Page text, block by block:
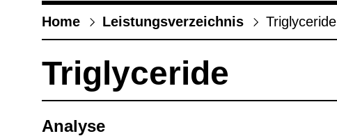
Home Leis­tungs­ver­zeich­nis Tri­gly­ce­ride
Tri­gly­ce­ride
Ana­lyse